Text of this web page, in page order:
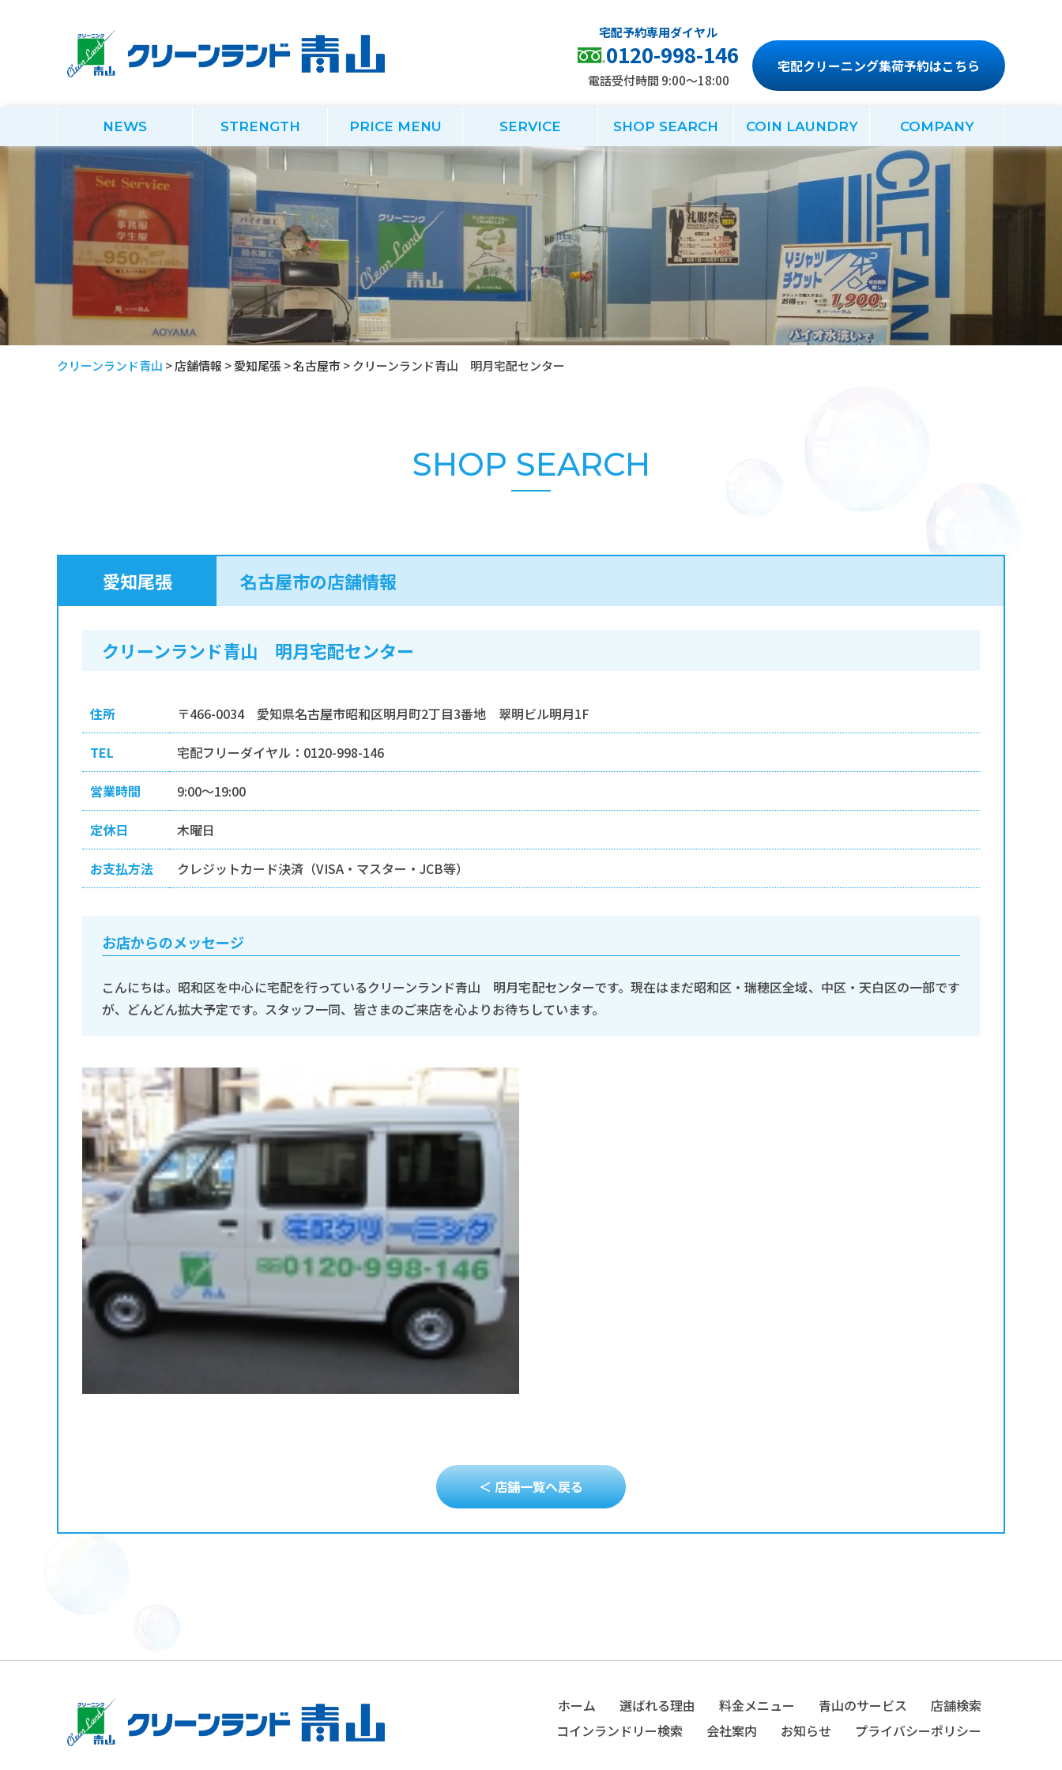
0120-998-146
電話受付時間 9:00～18:00
宅配クリーニング集荷予約はこちら
NEWS STRENGTH PRICE MENU SERVICE SHOP SEARCH COIN LAUNDRY COMPANY
クリーンランド青山 >店舗情報 >愛知尾張 >名古屋市 >クリーンランド青山 明月宅配センター
SHOP SEARCH
愛知尾張 名古屋市の店舗情報
クリーンランド青山 明月宅配センター
住所 〒466-0034 愛知県名古屋市昭和区明月町2丁目3番地 翠明ビル明月1F
TEL 宅配フリーダイヤル：0120-998-146
営業時間 9:00～19:00
定休日 木曜日
お支払方法 クレジットカード決済（VISA・マスター・JCB等）
お店からのメッセージ
こんにちは。昭和区を中心に宅配を行っているクリーンランド青山 明月宅配センターです。現在はまだ昭和区・瑞穂区全域、中区・天白区の一部です
が、どんどん拡大予定です。スタッフ一同、皆さまのご来店を心よりお待ちしています。
＜ 店舗一覧へ戻る
ホーム 選ばれる理由 料金メニュー 青山のサービス
店舗検索
コインランドリー検索
会社案内 お知らせ プライバシーポリシー